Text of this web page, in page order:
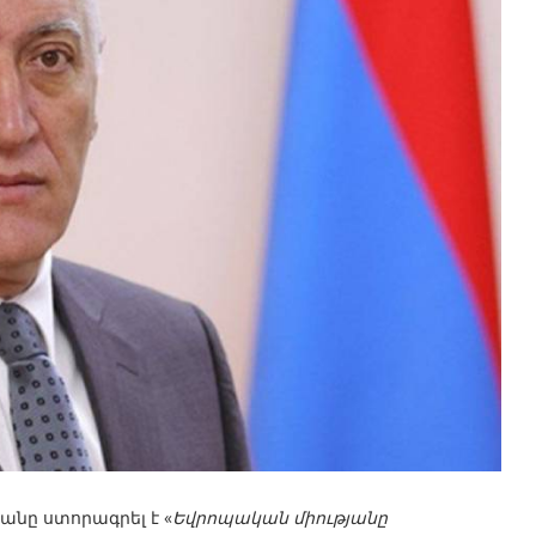
ստորագրել է «Եվրոպական միությանը